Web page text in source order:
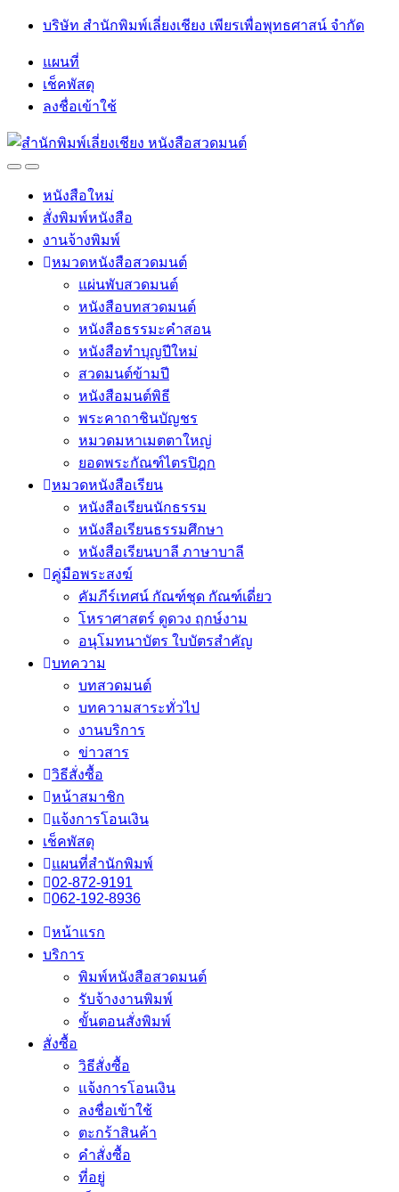
Skip
navigation
Skip
บริษัท สำนักพิมพ์เลี่ยงเชียง เพียรเพื่อพุทธศาสน์ จำกัด
แผนที่
เช็คพัสดุ
ลงชื่อเข้าใช้
OpenClose
หนังสือใหม่
สั่งพิมพ์หนังสือ
งานจ้างพิมพ์
หมวดหนังสือสวดมนต์
แผ่นพับสวดมนต์
หนังสือบทสวดมนต์
หนังสือธรรมะคำสอน
หนังสือทำบุญปีใหม่
สวดมนต์ข้ามปี
หนังสือมนต์พิธี
พระคาถาชินบัญชร
หมวดมหาเมตตาใหญ่
ยอดพระกัณฑ์ไตรปิฎก
หมวดหนังสือเรียน
หนังสือเรียนนักธรรม
หนังสือเรียนธรรมศึกษา
หนังสือเรียนบาลี ภาษาบาลี
คู่มือพระสงฆ์
คัมภีร์เทศน์ กัณฑ์ชุด กัณฑ์เดี่ยว
โหราศาสตร์ ดูดวง ฤกษ์งาม
อนุโมทนาบัตร ใบบัตรสำคัญ
บทความ
บทสวดมนต์
บทความสาระทั่วไป
งานบริการ
ข่าวสาร
วิธีสั่งซื้อ
หน้าสมาชิก
แจ้งการโอนเงิน
เช็คพัสดุ
แผนที่สำนักพิมพ์
02-872-9191
062-192-8936
หน้าแรก
บริการ
พิมพ์หนังสือสวดมนต์
รับจ้างงานพิมพ์
ขั้นตอนสั่งพิมพ์
สั่งซื้อ
วิธีสั่งซื้อ
แจ้งการโอนเงิน
ลงชื่อเข้าใช้
ตะกร้าสินค้า
คำสั่งซื้อ
ที่อยู่